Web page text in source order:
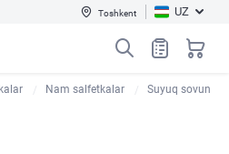
Toshkent UZ
Nam salfetkalar Suyuq sovun